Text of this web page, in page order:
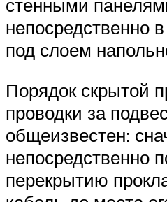
стенными
непосредственно
под слоем
Порядок скрытой
проводки за
общеизвестен:
непосредственно
перекрытию